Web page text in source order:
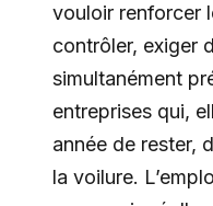
vouloir renforcer
contrôler, exiger
simultanément
entreprises qui,
année de rester,
la voilure.